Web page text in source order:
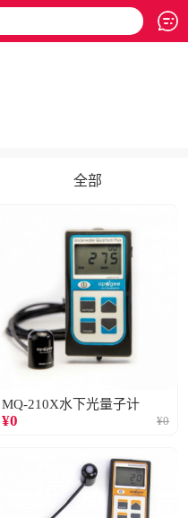
全部
MQ-210X水下光量子计
¥0 ¥0